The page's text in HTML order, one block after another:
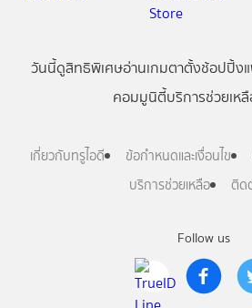
Follow us
วันนี้ดูสิทธิพิเศษอ่านเกมตาตั้งช้อปปิ้ง
คอมมูนิตี้บริการช่วยเห
เกี่ยวกับทรูไอดี ข้อกำหนดและเงื่อนไข
บริการช่วยเหลือ
ติด